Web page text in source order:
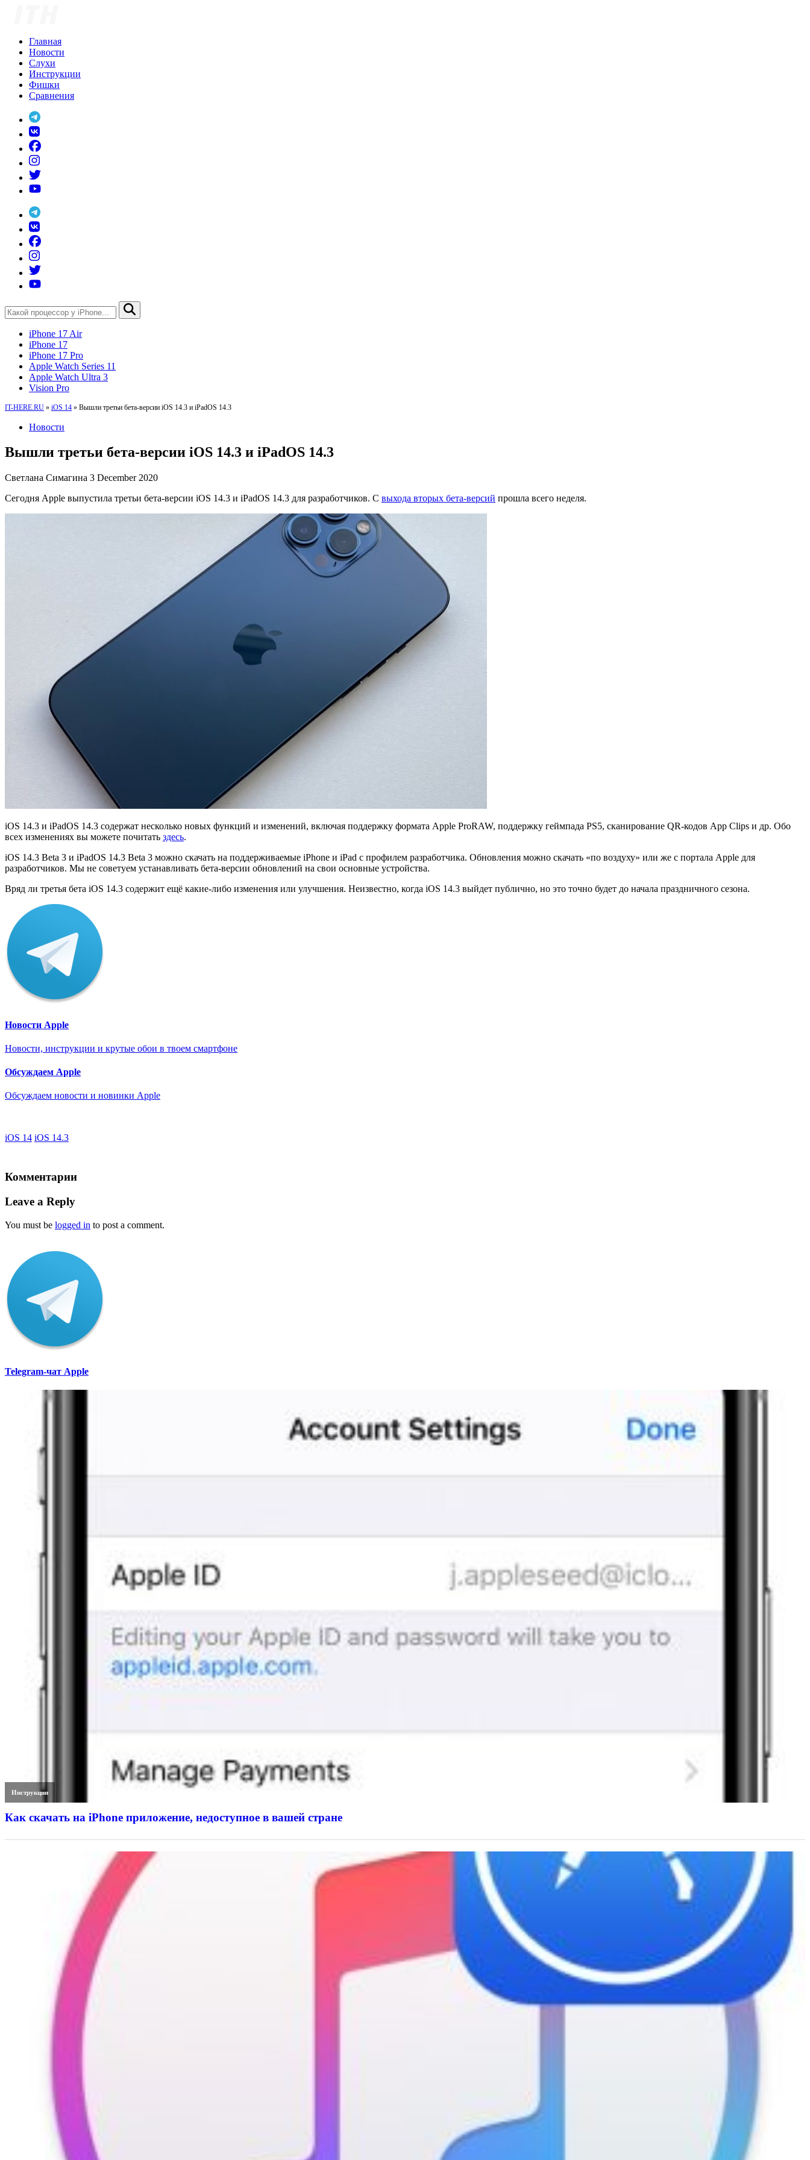
Главная
Новости
Слухи
Инструкции
Фишки
Сравнения
iPhone 17 Air
iPhone 17
iPhone 17 Pro
Apple Watch Series 11
Apple Watch Ultra 3
Vision Pro
IT-HERE.RU » iOS 14 » Вышли третьи бета-версии iOS 14.3 и iPadOS 14.3
Новости
Вышли третьи бета-версии iOS 14.3 и iPadOS 14.3
Светлана Симагина 3 December 2020
Сегодня Apple выпустила третьи бета-версии iOS 14.3 и iPadOS 14.3 для разработчиков. С выхода вторых бета-версий прошла всего неделя.
iOS 14.3 и iPadOS 14.3 содержат несколько новых функций и изменений, включая поддержку формата Apple ProRAW, поддержку геймпада PS5, сканирование QR-кодов App Clips и др. Обо
всех изменениях вы можете почитать здесь.
iOS 14.3 Beta 3 и iPadOS 14.3 Beta 3 можно скачать на поддерживаемые iPhone и iPad с профилем разработчика. Обновления можно скачать «по воздуху» или же с портала Apple для
разработчиков. Мы не советуем устанавливать бета-версии обновлений на свои основные устройства.
Вряд ли третья бета iOS 14.3 содержит ещё какие-либо изменения или улучшения. Неизвестно, когда iOS 14.3 выйдет публично, но это точно будет до начала праздничного сезона.
Новости Apple
Новости, инструкции и крутые обои в твоем смартфоне
Обсуждаем Apple
Обсуждаем новости и новинки Apple
iOS 14 iOS 14.3
Комментарии
Leave a Reply
You must be logged in to post a comment.
Telegram-чат Apple
Инструкции
Как скачать на iPhone приложение, недоступное в вашей стране